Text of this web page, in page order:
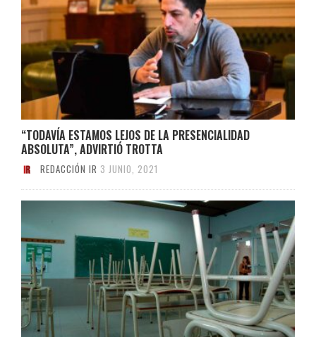
“TODAVÍA ESTAMOS LEJOS DE LA PRESENCIALIDAD
ABSOLUTA”, ADVIRTIÓ TROTTA
REDACCIÓN IR 3 JUNIO, 2021